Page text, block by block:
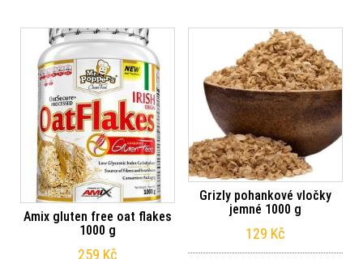
Amix gluten free oat flakes
1000 g
259 Kč
Grizly pohankové vločky
jemné 1000 g
129 Kč